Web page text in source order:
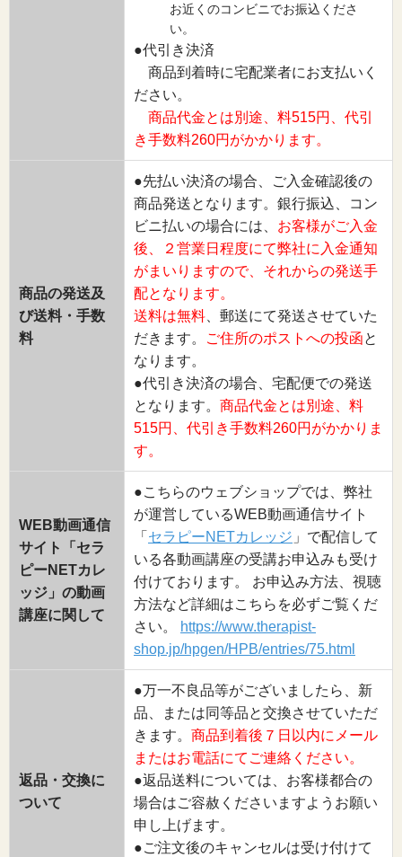
お近くのコンビニでお振込くださ
い。
●代引き決済
商品到着時に宅配業者にお支払いく
ださい。
商品代金とは別途、料515円、代引
き手数料260円がかかります。
商品の発送及
び送料・手数
料
●先払い決済の場合、ご入金確認後の
商品発送となります。銀行振込、コン
ビニ払いの場合には、 お客様がご入金
後、２営業日程度にて弊社に入金通知
がまいりますので、それからの発送手
配となります。
送料は無料 、郵送にて発送させていた
だきます。
ご住所のポストへの投函と
なります。
●代引き決済の場合、宅配便での発送
となります。 商品代金とは別途、料
515円、代引き手数料260円がかかりま
す。
WEB動画通信
サイト「セラ
ピーNETカレ
ッジ」の動画
講座に関して
●こちらのウェブショップでは、弊社
が運営しているWEB動画通信サイト
「 セラピーNETカレッジ 」で配信して
いる各動画講座の受講お申込みも受け
付けております。 お申込み方法、視聴
方法など詳細はこちらを必ずご覧くだ
さい。
https://www.therapist-
shop.jp/hpgen/HPB/entries/75.html
返品・交換に
ついて
●万一不良品等がございましたら、新
品、または同等品と交換させていただ
きます。 商品到着後７日以内にメール
またはお電話にてご連絡ください。
●返品送料については、お客様都合の
場合はご容赦くださいますようお願い
申し上げます。
●ご注文後のキャンセルは受け付けて